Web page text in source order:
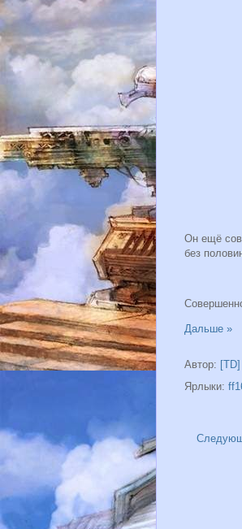
Он ещё
без
Дальше »
Автор: [TD]
Ярлыки: